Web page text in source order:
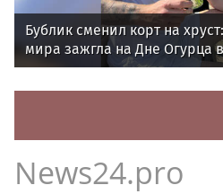
Бублик сменил корт на
мира зажгла на Дне Огурца
News24.pro